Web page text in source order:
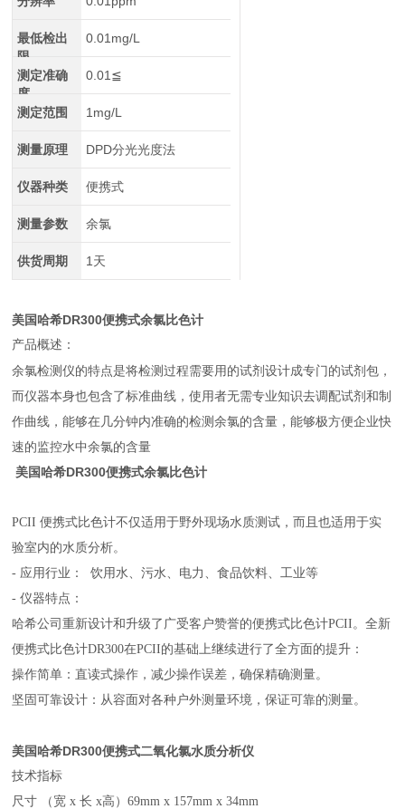
最低检出
限
0.01mg/L
测定准确
度
0.01≦
测定范围 1mg/L
测量原理 DPD分光光度法
仪器种类 便携式
测量参数 余氯
供货周期 1天
美国哈希DR300便携式余氯比色计
产品概述：
余氯检测仪的特点是将检测过程需要用的试剂设计成专门的试剂包，
而仪器本身也包含了标准曲线，使用者无需专业知识去调配试剂和制
作曲线，能够在几分钟内准确的检测余氯的含量，能够极方便企业快
速的监控水中余氯的含量
美国哈希DR300便携式余氯比色计
PCII 便携式比色计不仅适用于野外现场水质测试，而且也适用于实
验室内的水质分析。
- 应用行业： 饮用水、污水、电力、食品饮料、工业等
- 仪器特点：
哈希公司重新设计和升级了广受客户赞誉的便携式比色计PCII。全新
便携式比色计DR300在PCII的基础上继续进行了全方面的提升：
操作简单：直读式操作，减少操作误差，确保精确测量。
坚固可靠设计：从容面对各种户外测量环境，保证可靠的测量。
美国哈希DR300便携式二氧化氯水质分析仪
技术指标
尺寸 （宽 x 长 x高）69mm x 157mm x 34mm